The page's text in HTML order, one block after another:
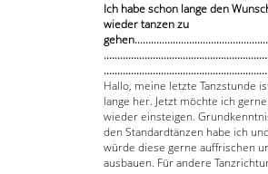
Ich habe schon lange den
wieder tanzen zu
Hallo, meine letzte Tanzstunde
lange her. Jetzt möchte ich gerne
wieder einsteigen.
den Standardtänzen habe ich und
würde diese gerne auffrischen
ausbauen. Für andere